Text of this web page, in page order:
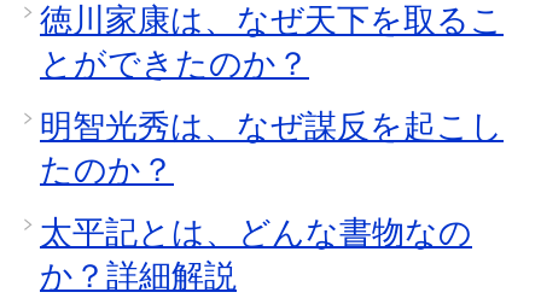
徳川家康は、なぜ天下を取るこ
とができたのか？
明智光秀は、なぜ謀反を起こし
たのか？
太平記とは、どんな書物なの
か？詳細解説